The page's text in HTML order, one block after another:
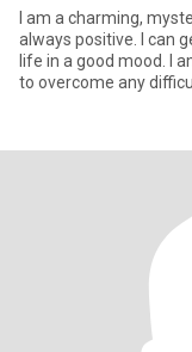
I am a charming,
always positive. I can
life in a good mood. I
to overcome any